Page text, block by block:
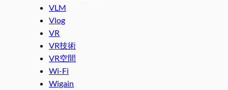
VLM
Vlog
VR
VR技術
VR空間
Wi-Fi
Wigain